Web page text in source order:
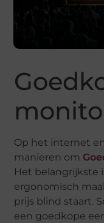
Op het internet
manieren om
Het belangrijkste
ergonomisch
prijs blind staart.
een goedkope